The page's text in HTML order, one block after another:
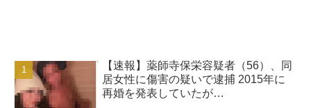
【速報】薬師寺保栄容疑者（56）、同
居女性に傷害の疑いで逮捕 2015年に
再婚を発表していたが…